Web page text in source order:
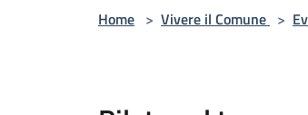
Home > Vivere il Comune >